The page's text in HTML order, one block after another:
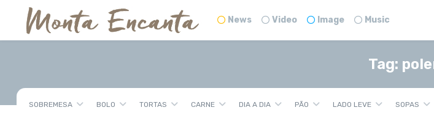
News Video Image Music
Tag:
SOBREMESA BOLO TORTAS CARNE DIA A DIA PÃO LADO LEVE SOPAS